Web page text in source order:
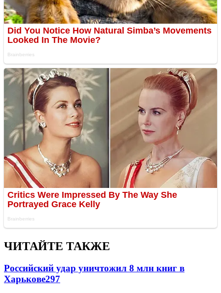
ЧИТАЙТЕ ТАКЖЕ
Российский удар уничтожил 8 млн книг в
Харькове297